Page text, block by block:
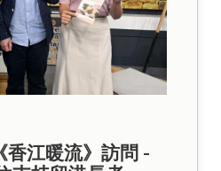
香江暖流》訪問 -